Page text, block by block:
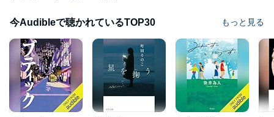
今Audibleで聴かれているTOP30 もっと見る